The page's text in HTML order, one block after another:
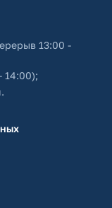
13:00 -
14:00);